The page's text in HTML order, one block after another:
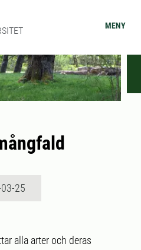
MENY
25
alla arter och deras